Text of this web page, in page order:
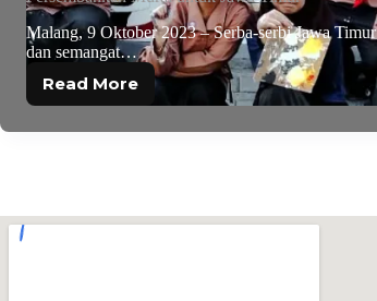
Malang, 9 Oktober 2023 – Serba-serbi Jawa Timur
dan semangat…
Read More